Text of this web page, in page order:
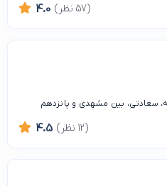
4.0 (57 نظر)
سعادتی، بین مشهدی و پانزدهم
4.5 (12 نظر)